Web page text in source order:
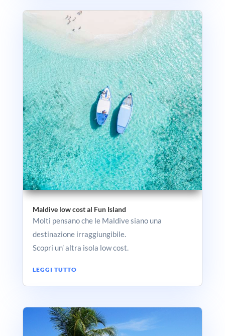
Maldive low cost al Fun Island
Molti pensano che le Maldive siano una
destinazione irraggiungibile.
Scopri un’ altra isola low cost.
LEGGI TUTTO